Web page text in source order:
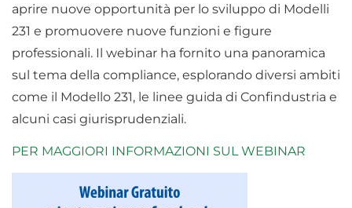
aprire nuove opportunità per lo sviluppo di Modelli
231 e promuovere nuove funzioni e figure
professionali. Il webinar ha fornito una panoramica
sul tema della compliance, esplorando diversi ambiti
come il Modello 231, le linee guida di Confindustria e
alcuni casi giurisprudenziali.
PER MAGGIORI INFORMAZIONI SUL WEBINAR